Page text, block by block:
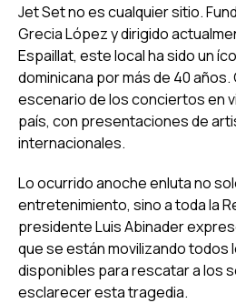
Jet Set no es cualquier sitio.
Grecia López y dirigido
Espaillat, este local ha sido un
dominicana por más de 40 años.
escenario de los conciertos en
país, con presentaciones de
internacionales.
Lo ocurrido anoche enluta no
entretenimiento, sino a toda la
presidente Luis Abinader
que se están movilizando todos
disponibles para rescatar a los
esclarecer esta tragedia.